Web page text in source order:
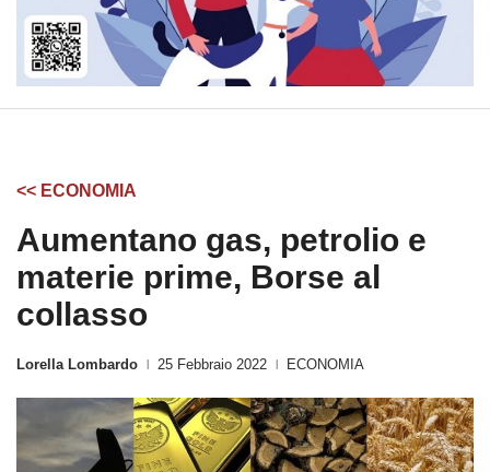
<< ECONOMIA
Aumentano gas, petrolio e
materie prime, Borse al
collasso
Lorella Lombardo 25 Febbraio 2022 ECONOMIA